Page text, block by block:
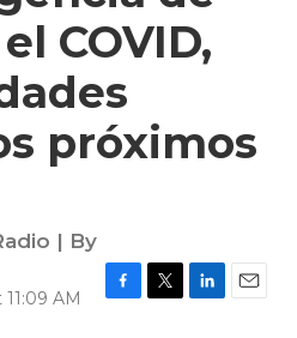
COVID,
próximos
| By
AM